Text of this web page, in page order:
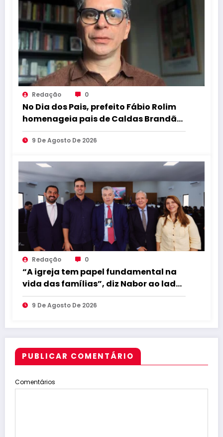
Redação 0
No Dia dos Pais, prefeito Fábio Rolim
homenageia pais de Caldas Brandão
e destaca o amor que transforma ás
famílias
9 De Agosto De 2026
Redação 0
“A igreja tem papel fundamental na
vida das famílias”, diz Nabor ao lado
de Lucas em encontro evangélico
9 De Agosto De 2026
PUBLICAR COMENTÁRIO
Comentários